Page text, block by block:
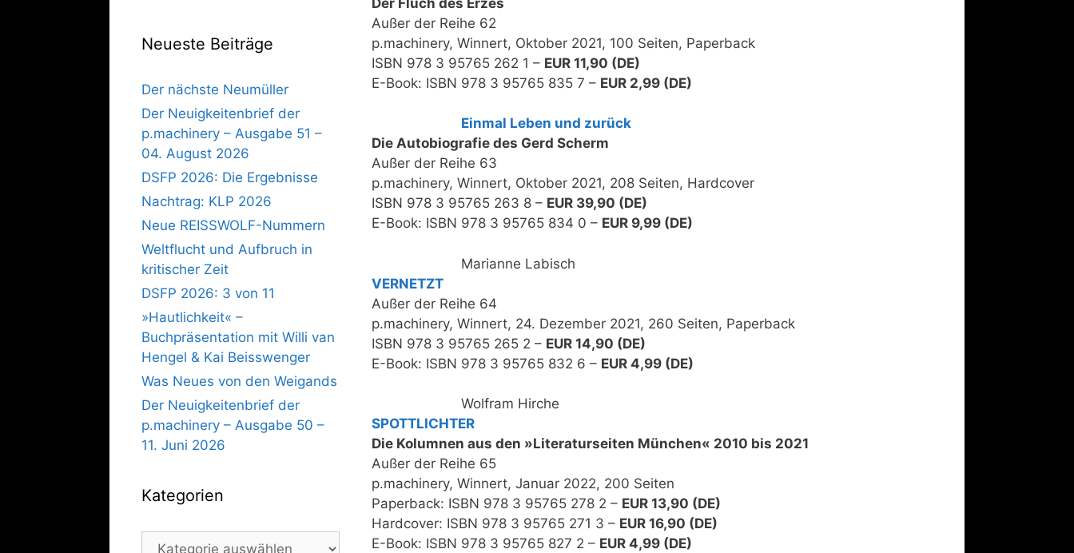
Außer der Reihe 62
p.machinery, Winnert, Oktober 2021, 100 Seiten, Paperback
ISBN 978 3 95765 262 1 – EUR 11,90 (DE)
E-Book: ISBN 978 3 95765 835 7 – EUR 2,99 (DE)
Einmal Leben und zurück
Die Autobiografie des Gerd Scherm
Außer der Reihe 63
p.machinery, Winnert, Oktober 2021, 208 Seiten, Hardcover
ISBN 978 3 95765 263 8 – EUR 39,90 (DE)
E-Book: ISBN 978 3 95765 834 0 – EUR 9,99 (DE)
Marianne Labisch
VERNETZT
Außer der Reihe 64
p.machinery, Winnert, 24. Dezember 2021, 260 Seiten, Paperback
ISBN 978 3 95765 265 2 – EUR 14,90 (DE)
E-Book: ISBN 978 3 95765 832 6 – EUR 4,99 (DE)
Wolfram Hirche
SPOTTLICHTER
Die Kolumnen aus den »Literaturseiten München« 2010 bis 2021
Außer der Reihe 65
p.machinery, Winnert, Januar 2022, 200 Seiten
Paperback: ISBN 978 3 95765 278 2 – EUR 13,90 (DE)
Hardcover: ISBN 978 3 95765 271 3 – EUR 16,90 (DE)
E-Book: ISBN 978 3 95765 827 2 – EUR 4,99 (DE)
Neueste Beiträge
Der nächste Neumüller
Der Neuigkeitenbrief der
p.machinery – Ausgabe 51 –
04. August 2026
DSFP 2026: Die Ergebnisse
Nachtrag: KLP 2026
Neue REISSWOLF-Nummern
Weltflucht und Aufbruch in
kritischer Zeit
DSFP 2026: 3 von 11
»Hautlichkeit« –
Buchpräsentation mit Willi van
Hengel & Kai Beisswenger
Was Neues von den Weigands
Der Neuigkeitenbrief der
p.machinery – Ausgabe 50 –
11. Juni 2026
Kategorien
Kategorien